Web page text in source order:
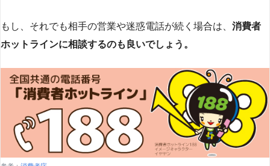
もし、それでも相手の営業や迷惑電話が続く場合は、 消費者
ホットラインに相談するのも良いでしょう。